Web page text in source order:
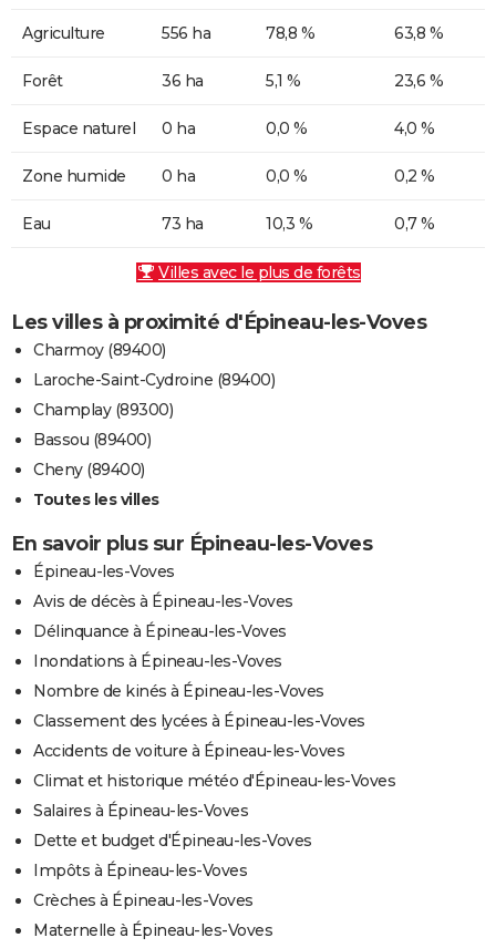
Agriculture 556 ha 78,8 % 63,8 %
Forêt 36 ha 5,1 % 23,6 %
Espace naturel 0 ha 0,0 % 4,0 %
Zone humide 0 ha 0,0 % 0,2 %
Eau 73 ha 10,3 % 0,7 %
Villes avec le plus de forêts
Les villes à proximité d'Épineau-les-Voves
Charmoy (89400)
Laroche-Saint-Cydroine (89400)
Champlay (89300)
Bassou (89400)
Cheny (89400)
Toutes les villes
En savoir plus sur Épineau-les-Voves
Épineau-les-Voves
Avis de décès à Épineau-les-Voves
Délinquance à Épineau-les-Voves
Inondations à Épineau-les-Voves
Nombre de kinés à Épineau-les-Voves
Classement des lycées à Épineau-les-Voves
Accidents de voiture à Épineau-les-Voves
Climat et historique météo d'Épineau-les-Voves
Salaires à Épineau-les-Voves
Dette et budget d'Épineau-les-Voves
Impôts à Épineau-les-Voves
Crèches à Épineau-les-Voves
Maternelle à Épineau-les-Voves